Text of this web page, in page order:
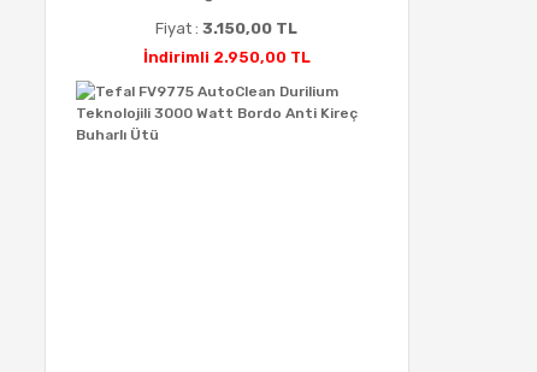
Fiyat :3.150,00 TL
İndirimli 2.950,00 TL